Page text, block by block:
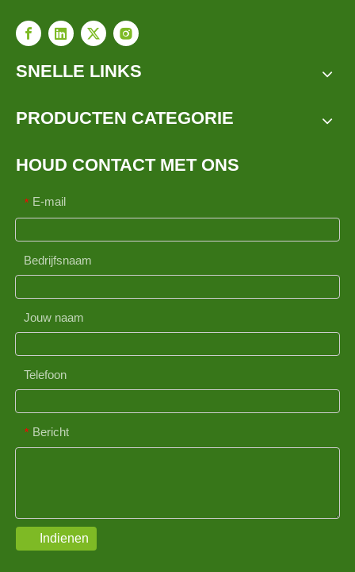
SNELLE LINKS
PRODUCTEN CATEGORIE
HOUD CONTACT MET ONS
* E-mail
Bedrijfsnaam
Jouw naam
Telefoon
* Bericht
Indienen